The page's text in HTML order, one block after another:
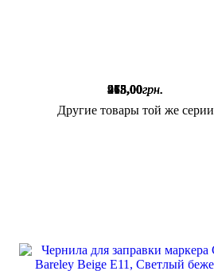
915,00грн.
468,00грн.
275,00грн.
Другие товары той же серии